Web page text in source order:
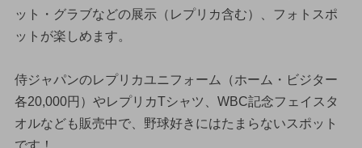
ット・グラブなどの展示（レプリカ含む）、フォトスポ
ットが楽しめます。
侍ジャパンのレプリカユニフォーム（ホーム・ビジター
各20,000円）やレプリカTシャツ、WBC記念フェイスタ
オルなども販売中で、野球好きにはたまらないスポット
です！